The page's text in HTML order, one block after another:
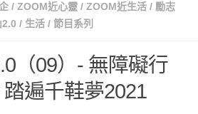
/ ZOOM近心靈 / ZOOM近生活 / 勵志
/ 生活 / 節目系列
（09）- 無障礙行
遍千鞋夢2021